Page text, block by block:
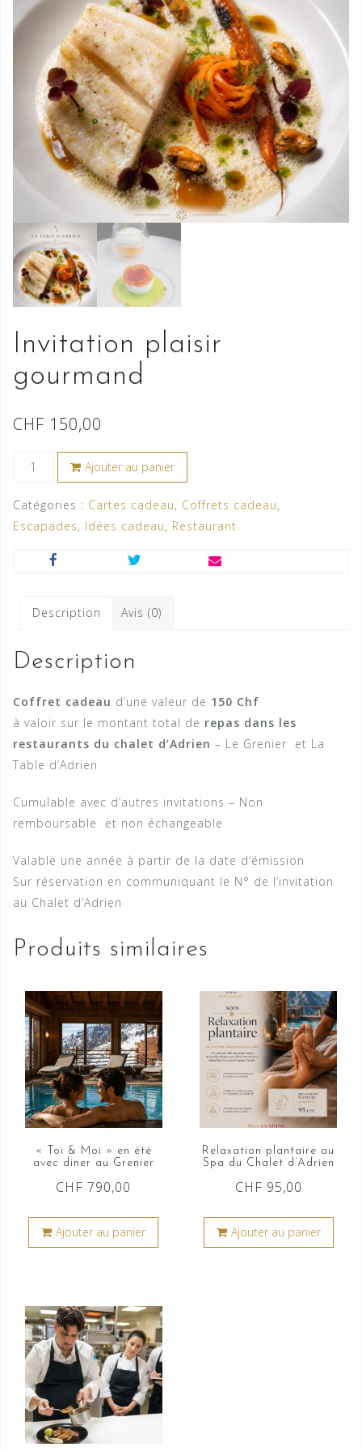
Invitation plaisir
gourmand
CHF 150,00
quantité
Invitation
plaisir
Ajouter au panier
Catégories : Cartes cadeau, Coffrets cadeau,
Escapades, Idées cadeau, Restaurant
Description Avis (0)
Description
Coffret cadeau d’une valeur de 150 Chf
à valoir sur le montant total de repas dans les
restaurants du chalet d’Adrien – Le Grenier et La
Table d’Adrien
Cumulable avec d’autres invitations – Non
remboursable et non échangeable
Valable une année à partir de la date d’émission
Sur réservation en communiquant le N° de l’invitation
au Chalet d’Adrien
Produits similaires
« Toi & Moi » en été
avec diner au Grenier
CHF 790,00
Ajouter au panier
Relaxation plantaire au
Spa du Chalet d’Adrien
CHF 95,00
Ajouter au panier